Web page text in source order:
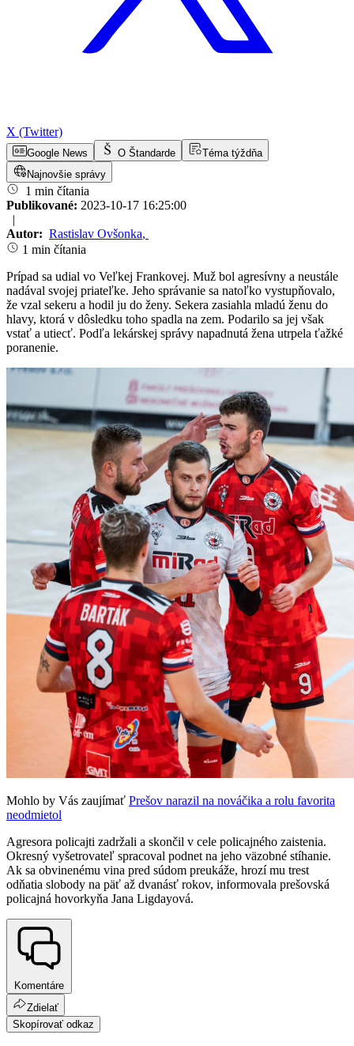
X (Twitter)
Google News O Štandarde
Téma týždňa
Najnovšie správy
1 min čítania
Publikované: 2023-10-17 16:25:00
|
Autor: Rastislav Ovšonka,
1 min čítania
Prípad sa udial vo Veľkej Frankovej. Muž bol agresívny a neustále
nadával svojej priateľke. Jeho správanie sa natoľko vystupňovalo,
že vzal sekeru a hodil ju do ženy. Sekera zasiahla mladú ženu do
hlavy, ktorá v dôsledku toho spadla na zem. Podarilo sa jej však
vstať a utiecť. Podľa lekárskej správy napadnutá žena utrpela ťažké
poranenie.
Mohlo by Vás zaujímať Prešov narazil na nováčika a rolu favorita
neodmietol
Agresora policajti zadržali a skončil v cele policajného zaistenia.
Okresný vyšetrovateľ spracoval podnet na jeho väzobné stíhanie.
Ak sa obvinenému vina pred súdom preukáže, hrozí mu trest
odňatia slobody na päť až dvanásť rokov, informovala prešovská
policajná hovorkyňa Jana Ligdayová.
Komentáre
Zdielať
Skopírovať odkaz